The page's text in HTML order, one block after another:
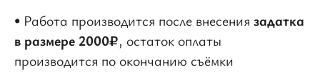
• Работа производится после внесения задатка
в размере 2000₽, остаток оплаты
производится по окончанию съёмки